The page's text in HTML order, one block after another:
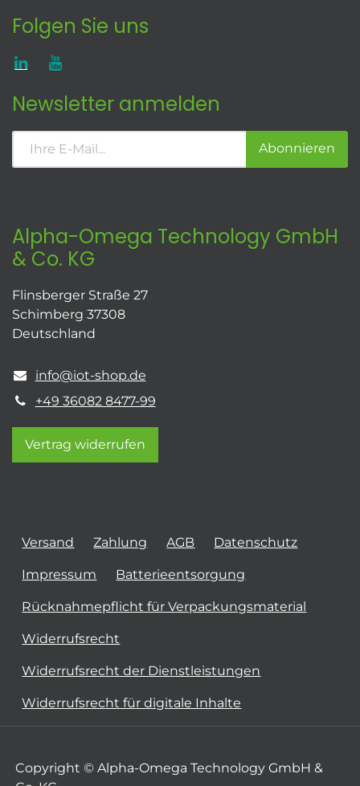
Folgen Sie uns
Newsletter anmelden
Abonnieren
Alpha-Omega Technology GmbH
& Co. KG
Flinsberger Straße 27
Schimberg 37308
Deutschland
info@iot-shop.de
+49 36082 8477-99
Vertrag widerrufen
Versand Zahlung AGB Datenschutz
Impressum Batterieentsorgung
Rücknahmepflicht für Verpackungsmaterial
Widerrufsrecht
Widerrufsrecht der Dienstleistungen
Widerrufsrecht für digitale Inhalte
Copyright © Alpha-Omega Technology GmbH &